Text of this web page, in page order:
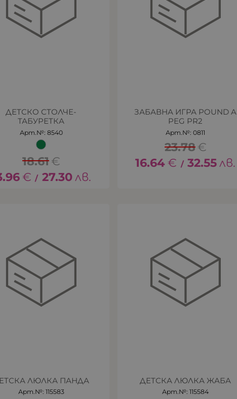
ДЕТСКО СТОЛЧЕ-
ТАБУРЕТКА
Арт.№: 8540
18.61€
€ / 27.30лв.
ЗАБАВНА ИГРА POUND A
PEG PR2
Арт.№: 0811
23.78€
16.64€ / 32.55лв.
ЛЮЛКА ПАНДА
Арт.№: 115583
ДЕТСКА ЛЮЛКА ЖАБА
Арт.№: 115584